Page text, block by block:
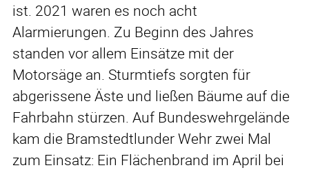
ist. 2021 waren es noch acht
Alarmierungen. Zu Beginn des Jahres
standen vor allem Einsätze mit der
Motorsäge an. Sturmtiefs sorgten für
abgerissene Äste und ließen Bäume auf die
Fahrbahn stürzen. Auf Bundeswehrgelände
kam die Bramstedtlunder Wehr zwei Mal
zum Einsatz: Ein Flächenbrand im April bei